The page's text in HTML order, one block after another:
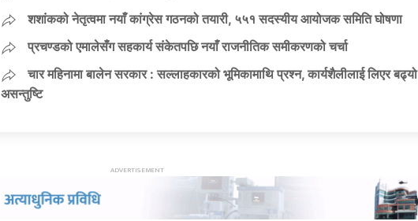
शशांकको नेतृत्वमा नयाँ कांग्रेस गठनको तयारी, ५५१ सदस्यीय आयोजक समिति घोषणा
प्रचण्डको एमालेसँग सहकार्य संकेतपछि नयाँ राजनीतिक समीकरणको चर्चा
चार महिनामा बालेन सरकार : सल्लाहकारको भूमिकामाथि प्रश्न, कार्यशैलीलाई लिएर बढ्यो
असन्तुष्टि